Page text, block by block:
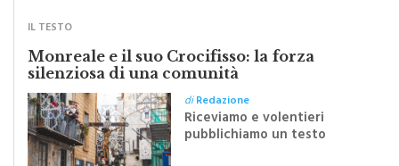
IL TESTO
Monreale e il suo Crocifisso: la forza
silenziosa di una comunità
diRedazione
Riceviamo e volentieri
pubblichiamo un testo